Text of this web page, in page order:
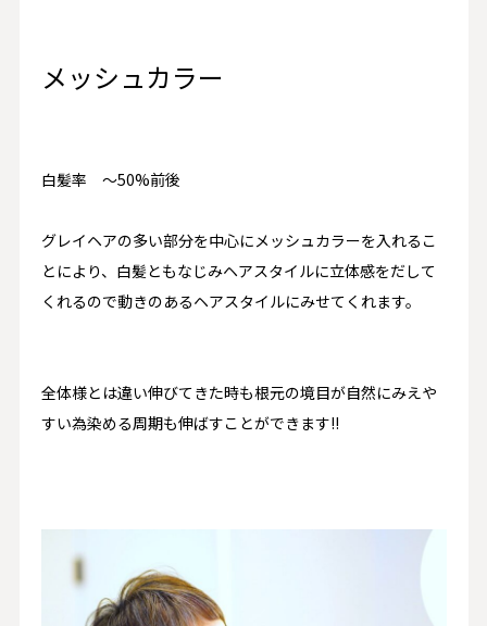
メッシュカラー
白髪率 〜50%前後
グレイヘアの多い部分を中心にメッシュカラーを入れるこ
とにより、白髪ともなじみヘアスタイルに立体感をだして
くれるので動きのあるヘアスタイルにみせてくれます。
全体様とは違い伸びてきた時も根元の境目が自然にみえや
すい為染める周期も伸ばすことができます!!